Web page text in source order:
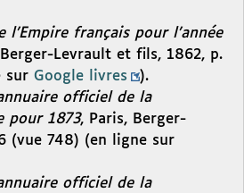
français pour l’année
Berger-Levrault et fils, 1862, p.
sur Google livres
).
officiel de la
pour 1873, Paris, Berger-
(vue 748) (en ligne sur
officiel de la